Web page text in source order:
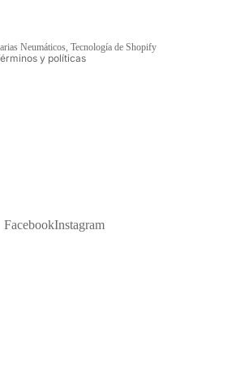
Neumáticos, Tecnología de Shopify
y políticas
contacto
FacebookInstagram